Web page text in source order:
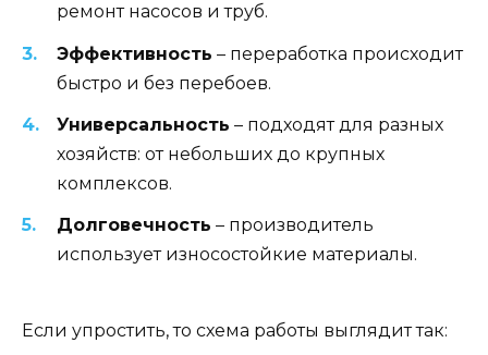
ремонт насосов и труб.
Эффективность – переработка происходит
быстро и без перебоев.
Универсальность – подходят для разных
хозяйств: от небольших до крупных
комплексов.
Долговечность – производитель
использует износостойкие материалы.
Если упростить, то схема работы выглядит так: